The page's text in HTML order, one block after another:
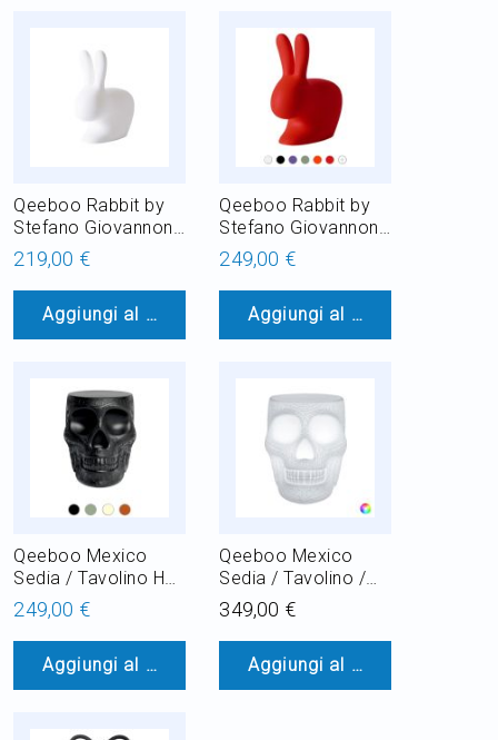
Qeeboo Rabbit by
Stefano Giovannoni
Piantana in
Polietilene LED RGB
8W outdoor
219,00 €
Aggiungi al Carrello
Qeeboo Rabbit by
Stefano Giovannoni
Sedia in Polietilene
H 80 cm
249,00 €
Aggiungi al Carrello
Qeeboo Mexico
Sedia / Tavolino H
45 cm Outdoor
249,00 €
Aggiungi al Carrello
Qeeboo Mexico
Sedia / Tavolino /
Piantana Luminoso
H 45 cm LED RGB
8W per esterno
349,00 €
Aggiungi al Carrello